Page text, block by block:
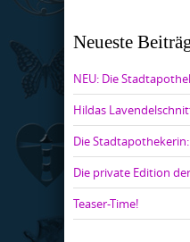
Neueste
NEU: Die
Hildas
Die
Die private Edition
Teaser-Time!